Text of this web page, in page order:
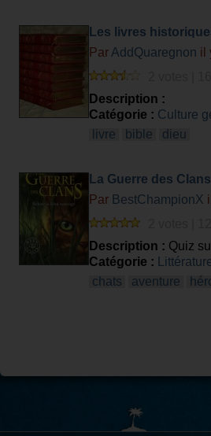
Les livres
Par AddQuaregnon il
Description :
Catégorie : Culture
livre
bible dieu
La Guerre des Clans
Par BestChampionX
Description : Quiz
l'histoire et questions
Catégorie :
chats
aventure